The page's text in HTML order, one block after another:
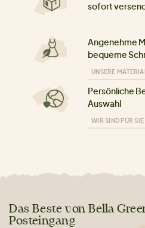
sofort
Angenehme
bequeme
UNSERE
Persönliche
Auswahl
WIR SIND FÜR SIE
Das Beste von Bella
Posteingang